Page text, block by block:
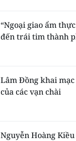
“Ngoại giao ẩm
đến trái tim thành
Lâm Đồng khai
của các vạn chài
Nguyễn Hoàng